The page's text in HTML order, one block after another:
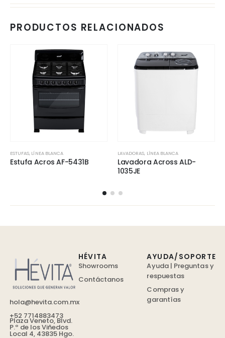
PRODUCTOS RELACIONADOS
ESTUFAS, LÍNEA BLANCA
Estufa Acros AF-5431B
LAVADORAS, LÍNEA BLANCA
Lavadora Across ALD-
1035JE
hola@hevita.com.mx
+52 7714883473
Plaza Veneto, Blvd.
P.º de los Viñedos
Local 4, 43835 Hgo.
HÉVITA
Showrooms
Contáctanos
AYUDA/SOPORTE
Ayuda | Preguntas y
respuestas
Compras y
garantías